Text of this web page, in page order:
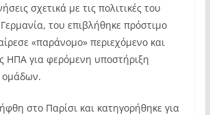
σχετικά με τις πολιτικές του
του επιβλήθηκε πρόστιμο
«παράνομο» περιεχόμενο και
ΗΠΑ για φερόμενη υποστήριξη
ομάδων.
στο Παρίσι και κατηγορήθηκε για